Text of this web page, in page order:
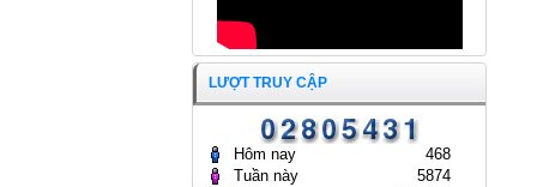
25/04/2025
ĐẠI HỘI ĐỒNG CỔ ĐÔNG
THƯỜNG NIÊN NĂM 2024
CÔNG TY CỔ PHẦN KINH
DOANH THỦY HẢI SẢN SÀI
GÒN
24/04/2024
LƯỢT TRUY CẬP
Hôm nay
468
Tuần này
5874